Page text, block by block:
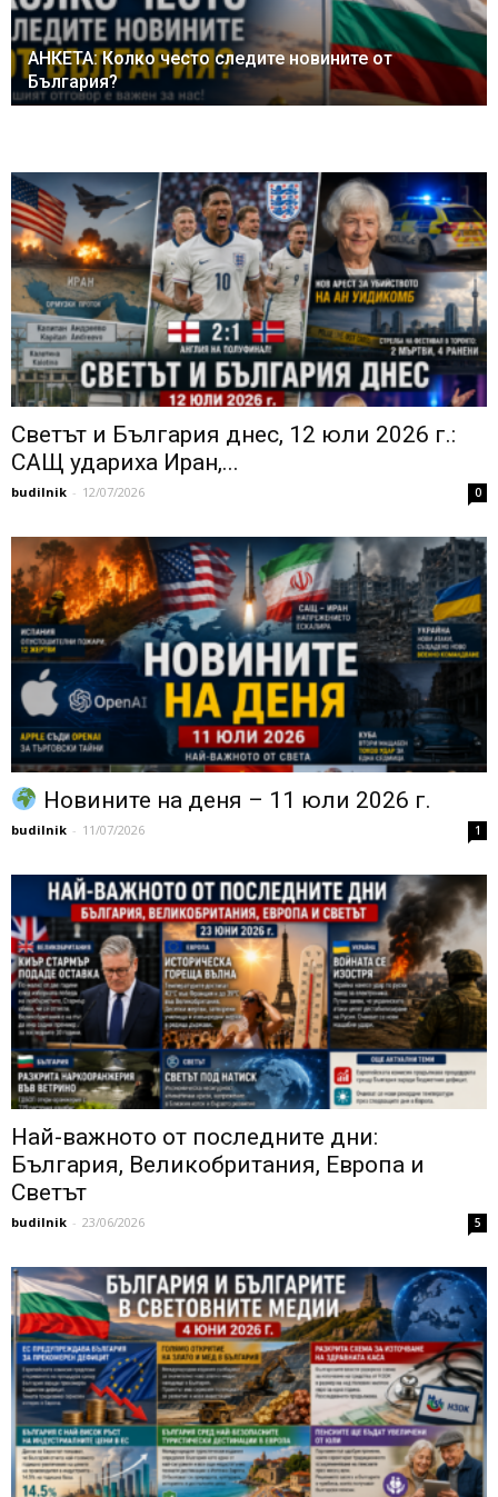
АНКЕТА: Колко често следите новините от
България?
Светът и България днес, 12 юли 2026 г.:
САЩ удариха Иран,...
budilnik - 12/07/2026 0
Новините на деня – 11 юли 2026 г.
budilnik - 11/07/2026 1
Най-важното от последните дни:
България, Великобритания, Европа и
Светът
budilnik - 23/06/2026 5